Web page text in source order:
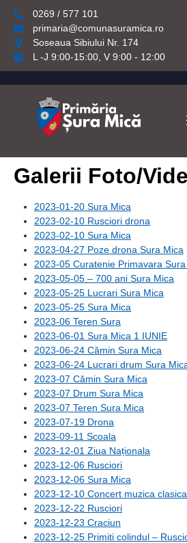
0269 / 577 101
primaria@comunasuramica.ro
Soseaua Sibiului Nr. 174
L -J 9:00-15:00, V 9:00 - 12:00
Galerii Foto/
2023-01-20 Sura Mica
2023-02-10 Rusciori drona
2023-02-10 Sura Mica
2023-04-27 Poze drona Sura Mica
2023-05 Curatenie Primavara
2023-05-05 – 700 ani Sura Mica
2023-05-25 Lucrari Sura Mica
2023-05-25 Sura Mica
2023-06 Teren Sura
2023-06-01 Sura Mica 1 IUNIE
2023-06-24 Cămin Sura Mica
2023-06-24 Lucrari drum Sura
2023-07 Cămin Sura Mica
2023-07 Drum Sura Mica
2023-07 Teren Sura Mica
2023-07-19 Drona
2023-09-11 Scoala
2023-12-01 Ziua Naționala
2023-12-06 Rusciori
2023-12-06 Sura Mica
2023-12-10 Concert muzica clasica
2023-12-22 Rusciori
2023-12-23 Craciun
2023-12-25 Primiti colindul –